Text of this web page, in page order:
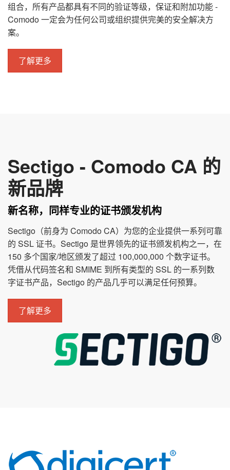
组合，所有产品都具有不同的验证等级，保证和附加功能 -
Comodo 一定会为任何公司或组织提供完美的安全解决方
案。
了解更多
Sectigo - Comodo CA 的
新品牌
新名称，同样专业的证书颁发机构
Sectigo（前身为 Comodo CA）为您的企业提供一系列可靠
的 SSL 证书。Sectigo 是世界领先的证书颁发机构之一，在
150 多个国家/地区颁发了超过 100,000,000 个数字证书。
凭借从代码签名和 SMIME 到所有类型的 SSL 的一系列数
字证书产品，Sectigo 的产品几乎可以满足任何预算。
了解更多